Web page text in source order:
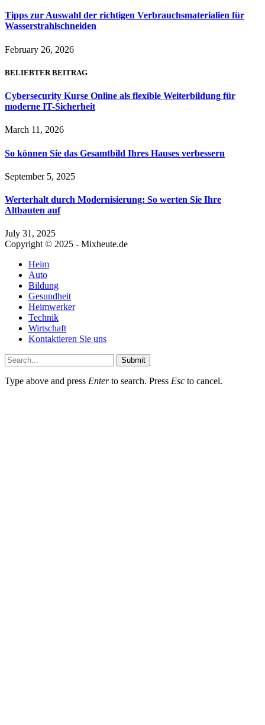
Tipps zur Auswahl der richtigen Verbrauchsmaterialien für
Wasserstrahlschneiden
February 26, 2026
BELIEBTER BEITRAG
Cybersecurity Kurse Online als flexible Weiterbildung für
moderne IT-Sicherheit
March 11, 2026
So können Sie das Gesamtbild Ihres Hauses verbessern
September 5, 2025
Werterhalt durch Modernisierung: So werten Sie Ihre
Altbauten auf
July 31, 2025
Copyright © 2025 - Mixheute.de
Heim
Auto
Bildung
Gesundheit
Heimwerker
Technik
Wirtschaft
Kontaktieren Sie uns
Submit
Type above and press Enterto search. Press Esc to cancel.